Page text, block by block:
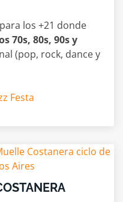
los +21 donde
70s, 80s, 90s y
(pop, rock, dance y
Festa